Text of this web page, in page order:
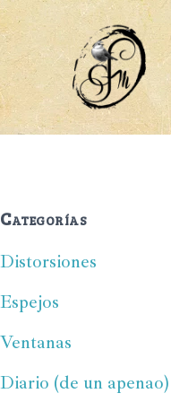
Ir
al
contenido
Categorías
Distorsiones
Espejos
Ventanas
Diario (de un apenao)